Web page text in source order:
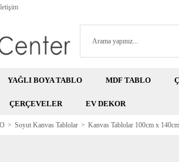
YAĞLI BOYA TABLO MDF TABLO
ÇERÇEVELER EV DEKOR
Soyut Kanvas Tablolar Kanvas Tablolar 100cm x 140cm